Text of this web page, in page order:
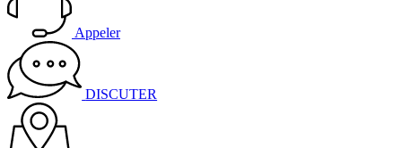
Appeler
DISCUTER